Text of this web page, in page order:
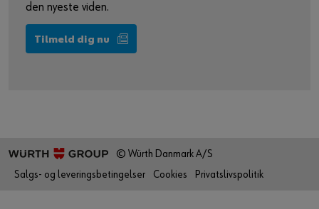
den nyeste viden.
Tilmeld dig nu
© Würth Danmark A/S
Salgs- og leveringsbetingelser
Cookies Privatslivspolitik